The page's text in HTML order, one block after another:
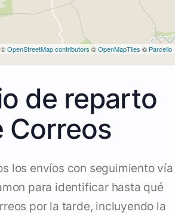
©OpenStreetMap contributors ©OpenMapTiles © Parcello
de reparto
Correos
los envíos con seguimiento vía
para identificar hasta qué
por la tarde, incluyendo la